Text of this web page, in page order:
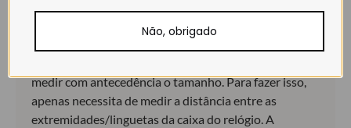
Como escolher o tamanho correto:
medir com antecedência o tamanho. Para fazer isso,
apenas necessita de medir a distância entre as
extremidades/linguetas da caixa do relógio. A
Não, obrigado